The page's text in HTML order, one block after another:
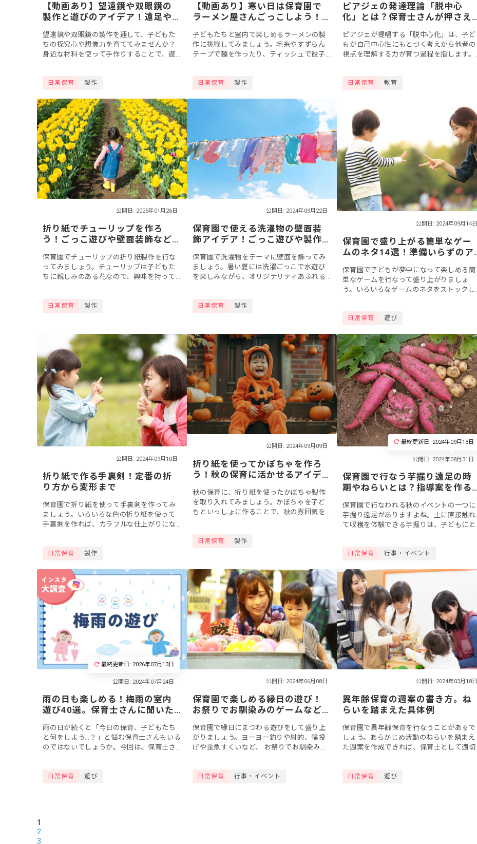
【動画あり】望遠鏡や双眼鏡の
製作と遊びのアイデア！遠足や
望遠鏡や双眼鏡の製作を通して、子どもた
ちの探究心や想像力を育ててみませんか？
身近な材料を使って手作りすることで、遊
双眼鏡の製...
日常保育 製作
【動画あり】寒い日は保育園で
ラーメン屋さんごっこしよう！
子どもたちと室内で楽しめるラーメンの製
作に挑戦してみましょう。毛糸やすずらん
テープで麺を作ったり、ティッシュで餃子
サイドメニ...
日常保育 製作
ピアジェの発達理論「脱中心
化」とは？保育士さんが押さえ
での活かし方
ピアジェが提唱する「脱中心化」は、子ど
もが自己中心性にもとづく考えから他者の
視点を理解する力が育つ過程を指します。
方法が見つ...
日常保育 教育
公開日: 2025年01月26日
折り紙でチューリップを作ろ
う！ごっこ遊びや壁面装飾など
保育園でチューリップの折り紙製作を行な
ってみましょう。チューリップは子どもた
ちに親しみのある花なので、興味を持って
けの折り方...
日常保育 製作
公開日: 2024年09月22日
保育園で使える洗濯物の壁面装
飾アイデア！ごっこ遊びや製作
保育園で洗濯物をテーマに壁面を飾ってみ
ましょう。暑い夏には洗濯ごっこで水遊び
を楽しみながら、オリジナリティあふれる
を活用するな...
日常保育 製作
公開日: 2024年09月14日
保育園で盛り上がる簡単なゲー
ムのネタ14選！準備いらずのア
保育園で子どもが夢中になって楽しめる簡
単なゲームを行なって盛り上がりましょ
う。いろいろなゲームのネタをストックし
いらずででき...
日常保育 遊び
公開日: 2024年09月10日
折り紙で作る手裏剣！定番の折
り方から変形まで
保育園で折り紙を使って手裏剣を作ってみ
ましょう。いろいろな色の折り紙を使って
手裏剣を作れば、カラフルな仕上がりにな
紹介します...
日常保育 製作
公開日: 2024年09月09日
折り紙を使ってかぼちゃを作ろ
う！秋の保育に活かせるアイデ
秋の保育に、折り紙を使ったかぼちゃ製作
を取り入れてみましょう。かぼちゃを子ど
もといっしょに作ることで、秋の雰囲気を
は、折り紙を...
日常保育 製作
最終更新日: 2024年09月13日
保育園で行なう芋掘り遠足の時
期やねらいとは？指導案を作る
保育園で行なわれる秋のイベントの一つに
芋掘り遠足がありますよね。土に直接触れ
て収穫を体験できる芋掘りは、子どもにと
を書くとき...
日常保育 行事・イベント
最終更新日: 2026年07月13日
雨の日も楽しめる！梅雨の室内
遊び40選。保育士さんに聞いた
雨の日が続くと「今日の保育、子どもたち
と何をしよう…？」と悩む保育士さんもいる
のではないでしょうか。今回は、保育士さ
介！室内...
日常保育 遊び
公開日: 2024年06月08日
保育園で楽しめる縁日の遊び！
お祭りでお馴染みのゲームなど
保育園で縁日にまつわる遊びをして盛り上
がりましょう。ヨーヨー釣りや射的、輪投
げや金魚すくいなど、 お祭りでお馴染みの
い物ご...
日常保育 行事・イベント
公開日: 2024年03月18日
異年齢保育の週案の書き方。ね
らいを踏まえた具体例
保育園で異年齢保育を行なうことがあるで
しょう。あらかじめ活動のねらいを踏まえ
た週案を作成できれば、保育士として適切
年齢保育を...
日常保育 遊び
1
2
3